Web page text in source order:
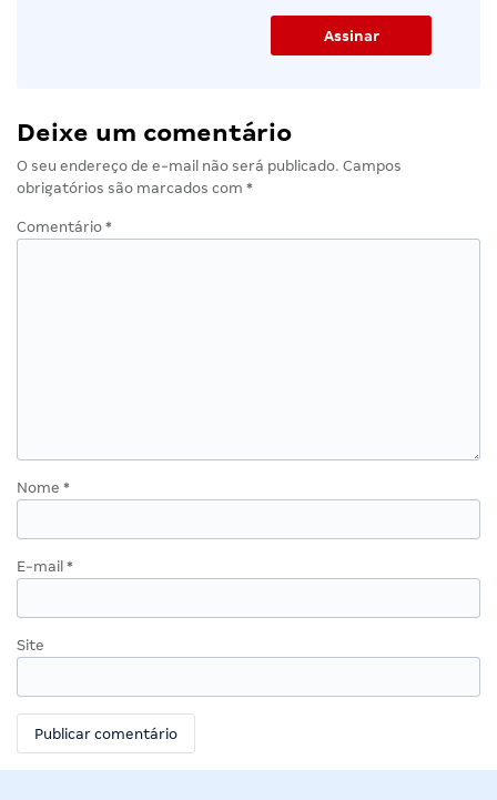
Deixe um comentário
O seu endereço de e-mail não será publicado. Campos
obrigatórios são marcados com *
Comentário *
Nome *
E-mail *
Site